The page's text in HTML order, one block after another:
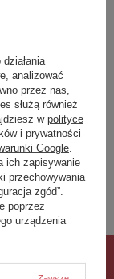
dywanik
50x50cm z
polyester,
/ szt.
analizować
przez nas,
służą również
w polityce
i prywatności
Google
ich zapisywanie
przechowywania
zgód”.
poprzez
urządzenia